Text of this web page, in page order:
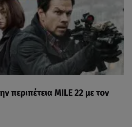
περιπέτεια MILE 22 με τον